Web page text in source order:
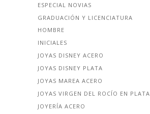
ESPECIAL NOVIAS
GRADUACIÓN Y LICENCIATURA
HOMBRE
INICIALES
JOYAS DISNEY ACERO
JOYAS DISNEY PLATA
JOYAS MAREA ACERO
JOYAS VIRGEN DEL ROCÍO EN PLATA
JOYERÍA ACERO